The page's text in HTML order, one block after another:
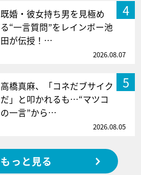
4
既婚・彼女持ち男を見極め
る“一言質問”をレインボー池
田が伝授！…
2026.08.07
5
高橋真麻、「コネだブサイク
だ」と叩かれるも…“マツコ
の一言”から…
2026.08.05
もっと見る